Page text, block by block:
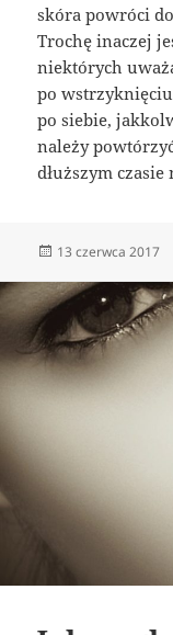
skóra powróci
Trochę inaczej
niektórych
po
po siebie,
należy
dłuższym
Data
13 czerwca 2017